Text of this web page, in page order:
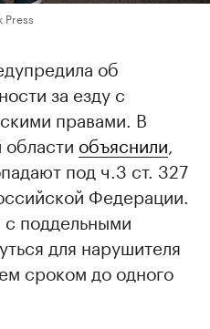
Press
об
за езду с
правами. В
объяснили
под ч.3 ст. 327
Федерации.
с поддельными
для нарушителя
сроком до одного